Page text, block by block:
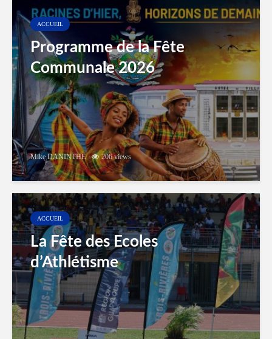
ACCUEIL
Programme de la Fête
Communale 2026
Mike DANINTHE 206 views
ACCUEIL
La Fête des Ecoles
d’Athlétisme